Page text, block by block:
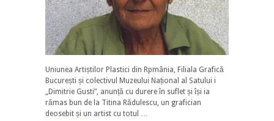
Uniunea Artiștilor Plastici din Rpmânia, Filiala Grafică
București și colectivul Muzeului Național al Satului i
„Dimitrie Gusti”, anunță cu durere în suflet și își ia
rămas bun de la Titina Rădulescu, un grafician
deosebit și un artist cu totul …